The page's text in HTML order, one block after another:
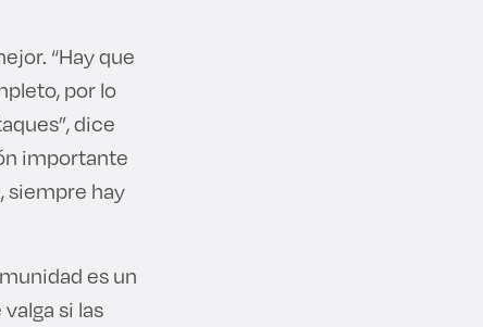
“Hay que
por lo
dice
importante
siempre hay
es un
si las